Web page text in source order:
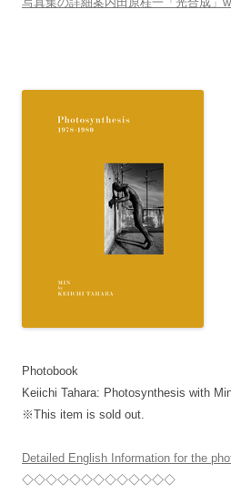
Photobook
Keiichi Tahara: Photosynthesis with
※This item is sold out.
Detailed English Information for the
◇◇◇◇◇◇◇◇◇◇◇◇◇